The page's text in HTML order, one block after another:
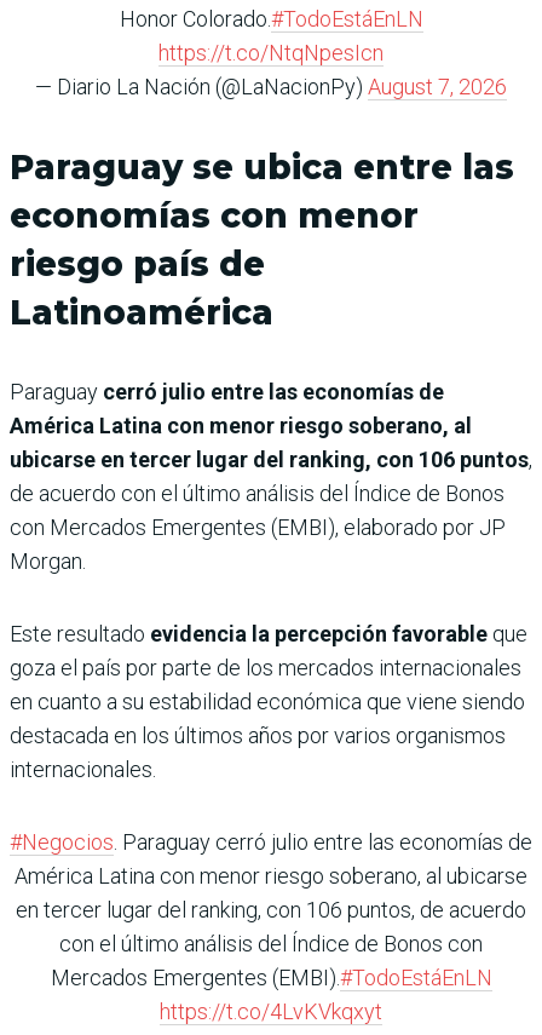
Honor Colorado.#TodoEstáEnLN
https://t.co/NtqNpesIcn
— Diario La Nación (@LaNacionPy) August 7, 2026
Paraguay se ubica entre las
economías con menor
riesgo país de
Latinoamérica
Paraguay cerró julio entre las economías de
América Latina con menor riesgo soberano, al
ubicarse en tercer lugar del ranking, con 106 puntos,
de acuerdo con el último análisis del Índice de Bonos
con Mercados Emergentes (EMBI), elaborado por JP
Morgan.
Este resultado evidencia la percepción favorable que
goza el país por parte de los mercados internacionales
en cuanto a su estabilidad económica que viene siendo
destacada en los últimos años por varios organismos
internacionales.
#Negocios. Paraguay cerró julio entre las economías de
América Latina con menor riesgo soberano, al ubicarse
en tercer lugar del ranking, con 106 puntos, de acuerdo
con el último análisis del Índice de Bonos con
Mercados Emergentes (EMBI).#TodoEstáEnLN
https://t.co/4LvKVkqxyt